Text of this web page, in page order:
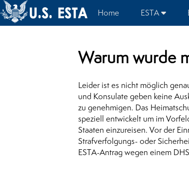
Home ESTA
Warum wurde
Leider ist es nicht möglich
und Konsulate geben keine
zu genehmigen. Das
speziell entwickelt um im
Staaten einzureisen. Vor der
Strafverfolgungs- oder
ESTA-Antrag wegen einem